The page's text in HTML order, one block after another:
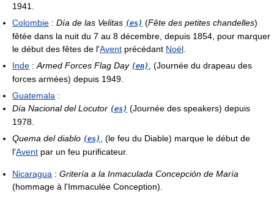
1941.
Colombie : Día de las Velitas (es) (Fête des petites chandelles)
fêtée dans la nuit du 7 au 8 décembre, depuis 1854, pour marquer
le début des fêtes de l'Avent précédant Noël
Inde : Armed Forces Flag Day (en)
, (Journée du drapeau des
forces armées) depuis 1949.
Guatemala :
Día Nacional del Locutor (es) (Journée des speakers) depuis
1978.
Quema del diablo (es)
, (le feu du Diable) marque le début de
l'Avent par un feu purificateur.
Nicaragua : Gritería a la Inmaculada Concepción de María
(hommage à l'Immaculée Conception).